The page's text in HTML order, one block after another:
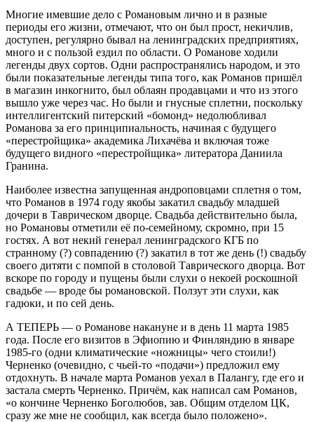
Многие имевшие дело с Романовым лично и в разные
периоды его жизни, отмечают, что он был прост, некичлив,
доступен, регулярно бывал на ленинградских предприятиях,
много и с пользой ездил по области. О Романове ходили
легенды двух сортов. Одни распространялись народом, и это
были показательные легенды типа того, как Романов пришёл
в магазин инкогнито, был облаян продавцами и что из этого
вышло уже через час. Но были и гнусные сплетни, поскольку
интеллигентский питерский «бомонд» недолюбливал
Романова за его принципиальность, начиная с будущего
«перестройщика» академика Лихачёва и включая тоже
будущего видного «перестройщика» литератора Даниила
Гранина.
Наиболее известна запущенная андроповцами сплетня о том,
что Романов в 1974 году якобы закатил свадьбу младшей
дочери в Таврическом дворце. Свадьба действительно была,
но Романовы отметили её по-семейному, скромно, при 15
гостях. А вот некий генерал ленинградского КГБ по
странному (?) совпадению (?) закатил в тот же день (!) свадьбу
своего дитяти с помпой в столовой Таврического дворца. Вот
вскоре по городу и пущены были слухи о некоей роскошной
свадьбе — вроде бы романовской. Ползут эти слухи, как
гадюки, и по сей день.
А ТЕПЕРЬ — о Романове накануне и в день 11 марта 1985
года. После его визитов в Эфиопию и Финляндию в январе
1985-го (одни климатические «ножницы» чего стоили!)
Черненко (очевидно, с чьей-то «подачи») предложил ему
отдохнуть. В начале марта Романов уехал в Палангу, где его и
застала смерть Черненко. Причём, как написал сам Романов,
«о кончине Черненко Боголюбов, зав. Общим отделом ЦК,
сразу же мне не сообщил, как всегда было положено».